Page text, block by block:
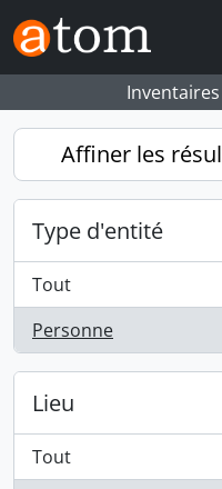
Skip to main content
Affiner les
Type d'entité
Tout
Personne
, 1 résultats
Lieu
Tout